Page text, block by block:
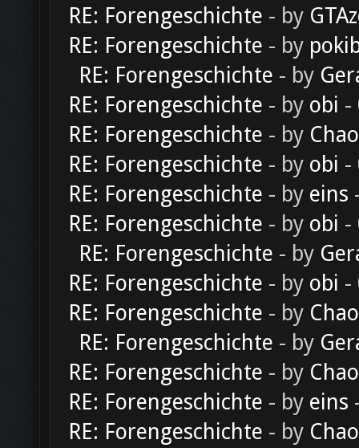
RE: Forengeschichte - by
RE: Forengeschichte - by
RE: Forengeschichte - by
RE: Forengeschichte - by obi -
RE: Forengeschichte - by
RE: Forengeschichte - by obi -
RE: Forengeschichte - by eins
RE: Forengeschichte - by obi -
RE: Forengeschichte - by
RE: Forengeschichte - by obi -
RE: Forengeschichte - by
RE: Forengeschichte - by
RE: Forengeschichte - by
RE: Forengeschichte - by eins
RE: Forengeschichte - by